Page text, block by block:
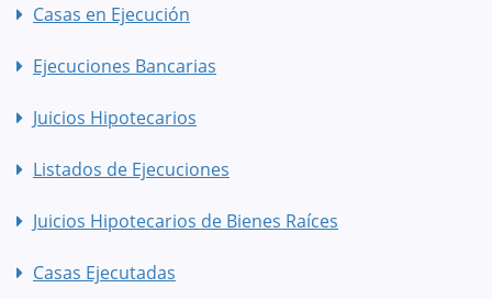
Casas en Ejecución
Ejecuciones Bancarias
Juicios Hipotecarios
Listados de Ejecuciones
Juicios Hipotecarios de Bienes Raíces
Casas Ejecutadas